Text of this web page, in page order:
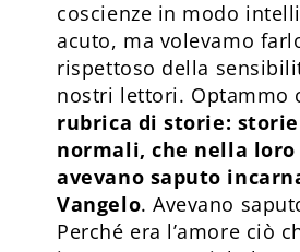
coscienze in modo
acuto, ma volevamo
rispettoso della
nostri lettori. Optammo
rubrica di storie:
normali, che nella
avevano saputo
Vangelo. Avevano
Perché era l’amore ciò